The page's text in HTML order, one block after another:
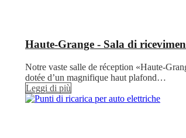
Haute-Grange - Sala di
Notre vaste salle de réception «Haute-
dotée d’un magnifique haut plafond…
Leggi di più